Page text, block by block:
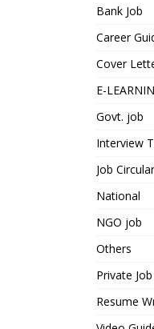
Bank Job
Career
Cover
E-
Govt. job
Interview
Job Circular
National
NGO job
Others
Private Job
Resume